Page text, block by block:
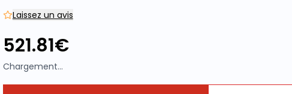
Laissez un avis
521.81€
Chargement...